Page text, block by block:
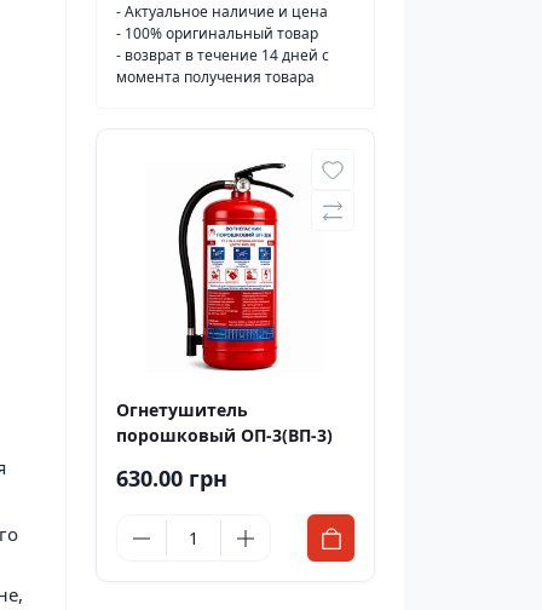
- Актуальное наличие и цена
- 100% оригинальный товар
- возврат в течение 14 дней с
момента получения товара
Огнетушитель
порошковый ОП-3(ВП-3)​
630.00 грн